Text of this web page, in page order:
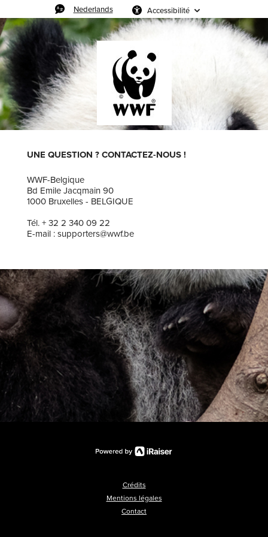
Nederlands Accessibilité
UNE QUESTION ? CONTACTEZ-NOUS !
WWF-Belgique
Bd Emile Jacqmain 90
1000 Bruxelles - BELGIQUE
Tél. + 32 2 340 09 22
E-mail : supporters@wwf.be
Crédits
Mentions légales
Contact